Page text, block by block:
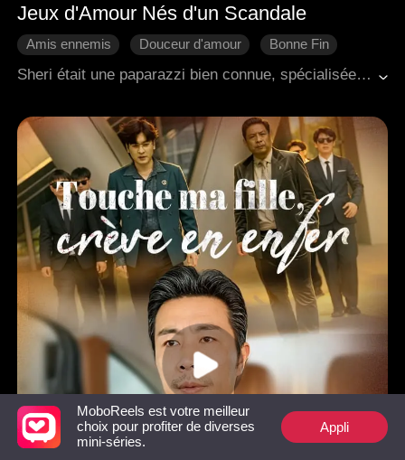
Jeux d'Amour Nés d'un Scandale
Amis ennemis Douceur d'amour
Bonne Fin
Romance moderne
Sheri était une paparazzi bien connue, spécialisée dans la révélation de scandales concernant les riches et célèbres. Lors d'une de ses missions, elle tomba sur Nate, un héritier, qui avait une rencontre secrète avec une star de cinéma. Sheri prit des photos en cachette et l'accusa à tort d'être « impuissant ». La ville fut plongée dans un tumulte, et pour la première fois, Nate devint le sujet de moqueries de la ville. Dans un accès de colère, il élaborait un plan pour retrouver la femme derrière le scandale. Cependant, après l'avoir démasquée, son intention passa de la vengeance au désir de la posséder. Croyant avoir le contrôle sur elle, il restait ignorant de la façon dont elle le séduisit subtilement avec son charme.
MoboReels est votre meilleur
choix pour profiter de diverses
mini-séries.
Appli